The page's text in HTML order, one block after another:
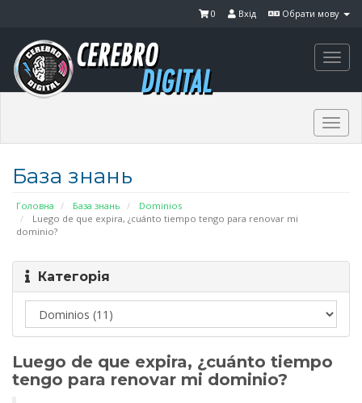
Обрати мову
Вхід
0
База знань
Головна База знань
Dominios
Luego de que expira, ¿cuánto tiempo tengo para renovar mi
dominio?
Категорія
Luego de que expira, ¿cuánto tiempo
tengo para renovar mi dominio?